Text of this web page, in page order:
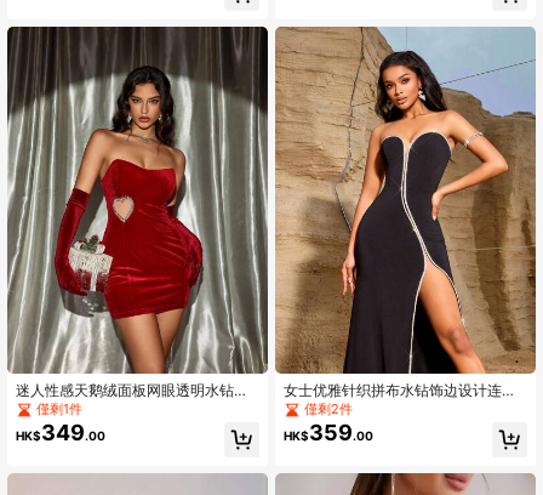
迷人性感天鹅绒面板网眼透明水钻心
形露背派对礼服节日庆典礼服，优雅
鸡尾酒半正式舞会礼服，适合生日、
婚礼嘉宾、毕业典礼、晚宴、返校节
僅剩1件
HK$349.00
女士优雅针织拼布水钻饰边设计连衣
裙，凸显轮廓，采用网眼拼接高开叉
长款晚会礼服
僅剩2件
HK$359.00